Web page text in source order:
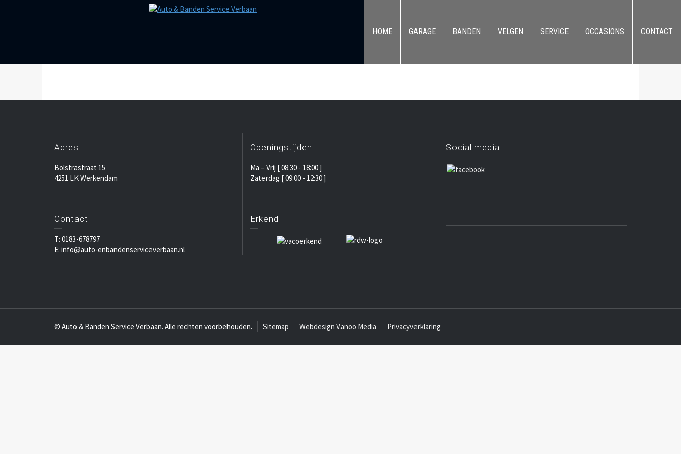
HOME GARAGE BANDEN VELGEN SERVICE OCCASIONS CONTACT
Adres
Bolstrastraat 15
4251 LK Werkendam
Contact
T: 0183-678797
E: info@auto-enbandenserviceverbaan.nl
Openingstijden
Ma – Vrij [ 08:30 - 18:00 ]
Zaterdag [ 09:00 - 12:30 ]
Erkend
Social media
© Auto & Banden Service Verbaan. Alle rechten voorbehouden. Sitemap Webdesign Vanoo Media Privacyverklaring